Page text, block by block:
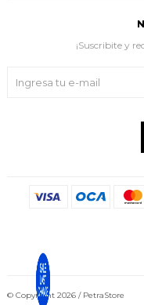
¡Suscribite y
© Copyright 2026 / PetraStore